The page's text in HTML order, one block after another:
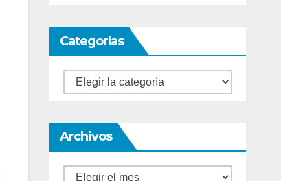
Categorías
Categorías
Archivos
Archivos